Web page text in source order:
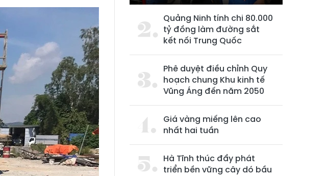
Quảng Ninh tính chi 80.000
tỷ đồng làm đường sắt
kết nối Trung Quốc
Phê duyệt điều chỉnh Quy
hoạch chung Khu kinh tế
Vũng Áng đến năm 2050
Giá vàng miếng lên cao
nhất hai tuần
Hà Tĩnh thúc đẩy phát
triển bền vững cây dó bầu